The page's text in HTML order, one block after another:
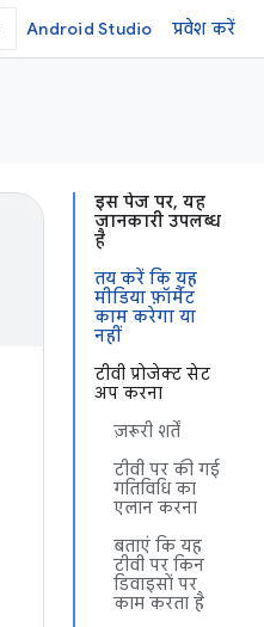
Android Studio प्रवेश करें
इस पेज पर, यह
जानकारी उपलब्ध
है
तय करें कि यह
मीडिया फ़ॉर्मैट
काम करेगा या
नहीं
टीवी प्रोजेक्ट सेट
अप करना
ज़रूरी शर्तें
टीवी पर की गई
गतिविधि का
एलान करना
बताएं कि यह
टीवी पर किन
डिवाइसों पर
काम करता है